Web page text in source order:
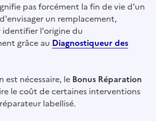
pas forcément la fin de vie d'un
un remplacement,
identifier l'origine du
grâce au Diagnostiqueur des
est nécessaire, le Bonus Réparation
le coût de certaines interventions
labellisé.